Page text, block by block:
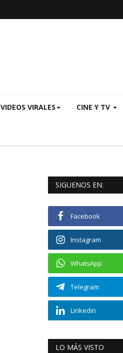
VIDEOS VIRALES CINE Y TV
SIGUENOS EN:
Facebook
Instagram
WhatsApp
Telegram
Linkedin
LO MÁS VISTO